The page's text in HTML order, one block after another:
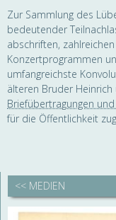
Zur Sammlung des
bedeutender
abschriften,
Konzertprogrammen
umfangreichste
älteren Bruder
Briefübertragungen
für die Öffentlichkeit
<< MEDIEN